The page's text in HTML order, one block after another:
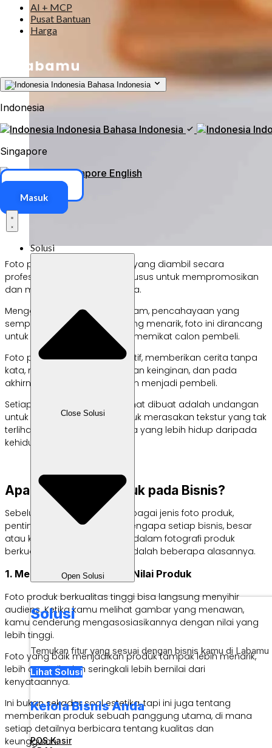
AI + MCP
Pusat Bantuan
Harga
Indonesia Bahasa Indonesia
Indonesia
Indonesia Bahasa Indonesia
Singapore
Singapore English
Masuk
Solusi
Close Solusi
Open Solusi
Solusi
Temukan fitur yang sesuai dengan bisnis kamu di Labamu
Lihat Solusi
Kelola Bisnis Anda
POS Kasir
Foto produk adalah gambar yang diambil secara
profesional dengan tujuan khusus untuk mempromosikan
dan menjual barang atau jasa.
Menggunakan detail yang tajam, pencahayaan yang
sempurna, dan komposisi yang menarik, foto ini dirancang
untuk menarik perhatian dan memikat calon pembeli.
Foto produk adalah alat naratif, memberikan cerita tanpa
kata, menggugah imajinasi dan keinginan, dan pada
akhirnya mengubah penonton menjadi pembeli.
Setiap foto produk yang cermat dibuat adalah undangan
untuk melihat lebih dekat, untuk merasakan tekstur yang tak
terlihat dan mengalami warna yang lebih hidup daripada
kehidupan nyata.
Apa Peran Foto Produk pada Bisnis?
Sebelum kita mendalami berbagai jenis foto produk,
penting untuk memahami mengapa setiap bisnis, besar
atau kecil, harus berinvestasi dalam fotografi produk
berkualitas tinggi. Berikut ini adalah beberapa alasannya.
1. Meningkatkan Persepsi Nilai Produk
Foto produk berkualitas tinggi bisa langsung menyihir
audiens. Ketika kamu melihat gambar yang menawan,
kamu cenderung mengasosiasikannya dengan nilai yang
lebih tinggi.
Foto yang baik menjadikan produk tampak lebih menarik,
lebih canggih, dan seringkali lebih bernilai dari
kenyataannya.
Ini bukan sekadar soal estetika, tapi ini juga tentang
memberikan produk sebuah panggung utama, di mana
setiap detailnya berbicara tentang kualitas dan
keunggulan.